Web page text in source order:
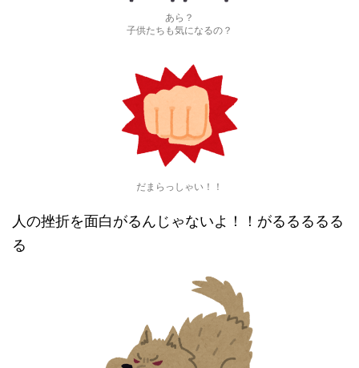
あら？
子供たちも気になるの？
だまらっしゃい！！
人の挫折を面白がるんじゃないよ！！がるるるるる
る